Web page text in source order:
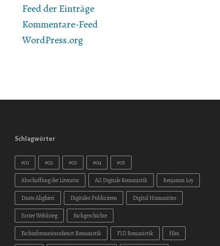
Feed der Einträge
Kommentare-Feed
WordPress.org
Schlagwörter
#01 #02 #03 #04 #05
Abschaffung der Literatur AG Digitale Romanistik Benjamin Loy
Dante Alighieri Digitales Publizieren Digital Humanities
Erster Weltkrieg Fachgeschichte
Fachinformationsdienst Romanistik FID Romanistik Film